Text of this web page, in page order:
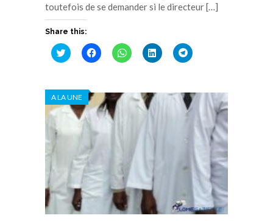
toutefois de se demander si le directeur […]
Share this:
Cliquez
pour
dans
une
nouvelle
fenêtre)
Cliquez
pour
dans
une
nouvelle
fenêtre)
Cliquez
pour
dans
une
nouvelle
fenêtre)
Cliquez
pour
dans
une
nouvelle
fenêtre)
Cliquez
pour
dans
une
nouvelle
fenêtre)
A LA UNE